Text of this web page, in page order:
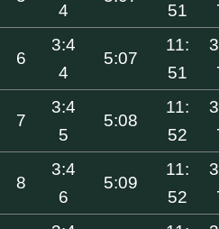
4
51
6
3:4
4
5:07
11:
51
7
3:4
5
5:08
11:
52
8
3:4
6
5:09
11:
52